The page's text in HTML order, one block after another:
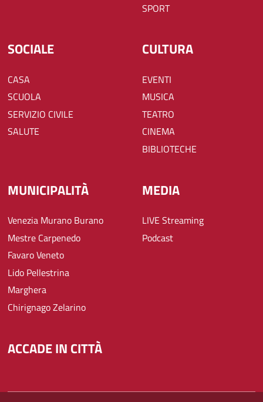
SPORT
SOCIALE
CASA
SCUOLA
SERVIZIO CIVILE
SALUTE
CULTURA
EVENTI
MUSICA
TEATRO
CINEMA
BIBLIOTECHE
MUNICIPALITÀ
Venezia Murano Burano
Mestre Carpenedo
Favaro Veneto
Lido Pellestrina
Marghera
Chirignago Zelarino
MEDIA
LIVE Streaming
Podcast
ACCADE IN CITTÀ